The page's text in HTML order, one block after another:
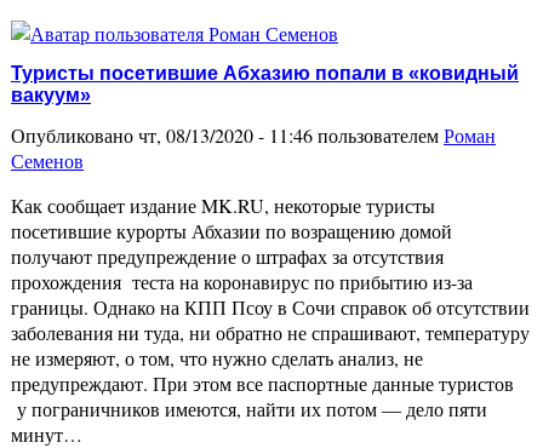
Туристы посетившие Абхазию попали в «ковидный
вакуум»
Опубликовано чт, 08/13/2020 - 11:46 пользователемРоман
Семенов
Как сообщает издание MK.RU, некоторые туристы
посетившие курорты Абхазии по возращению домой
получают предупреждение о штрафах за отсутствия
прохождения теста на коронавирус по прибытию из-за
границы. Однако на КПП Псоу в Сочи справок об отсутствии
заболевания ни туда, ни обратно не спрашивают, температуру
не измеряют, о том, что нужно сделать анализ, не
предупреждают. При этом все паспортные данные туристов
у пограничников имеются, найти их потом — дело пяти
минут…